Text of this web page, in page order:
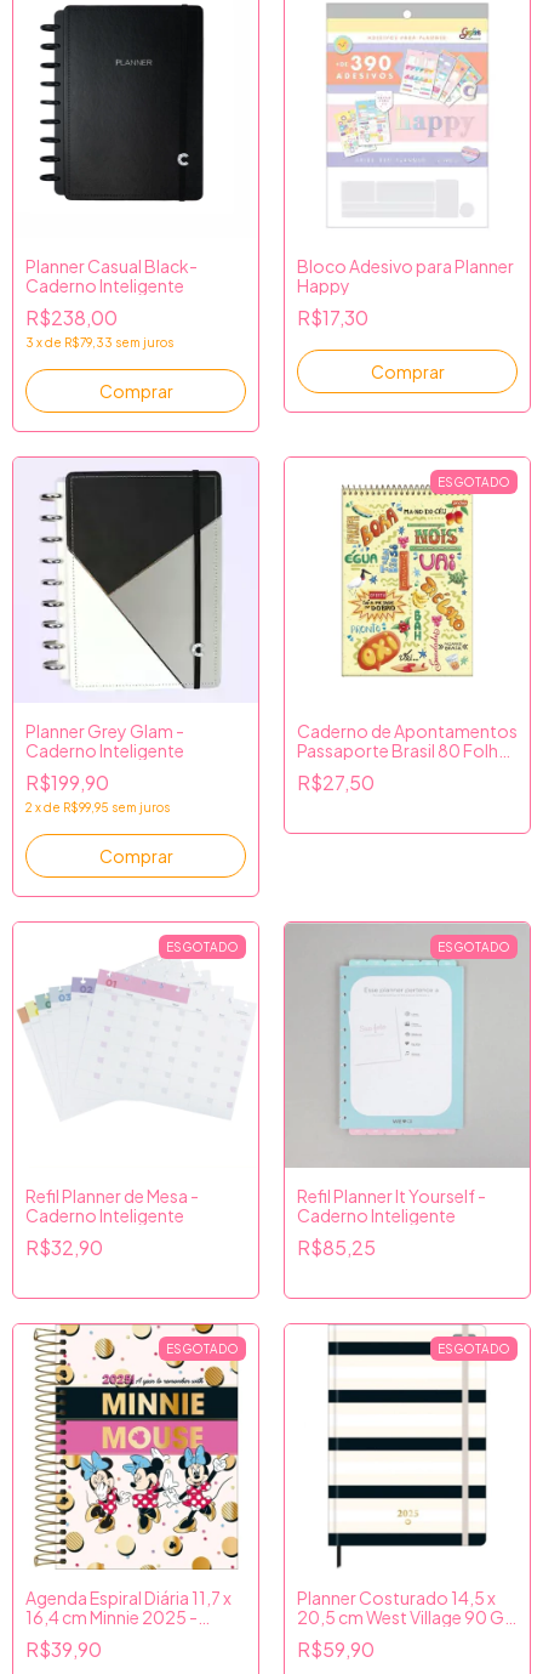
Planner Casual Black-
Caderno Inteligente
R$238,00
3 xde R$79,33 sem juros
Bloco Adesivo para Planner
Happy
R$17,30
Planner Grey Glam -
Caderno Inteligente
R$199,90
2 xde R$99,95 sem juros
ESGOTADO
Caderno de Apontamentos
Passaporte Brasil 80 Folhas
- Jandaia
R$27,50
ESGOTADO
Refil Planner de Mesa -
Caderno Inteligente
R$32,90
ESGOTADO
Refil Planner It Yourself -
Caderno Inteligente
R$85,25
ESGOTADO
Agenda Espiral Diária 11,7 x
16,4 cm Minnie 2025 -
Tilibra
R$39,90
ESGOTADO
Planner Costurado 14,5 x
20,5 cm West Village 90 G
2025 - Tilibra
R$59,90